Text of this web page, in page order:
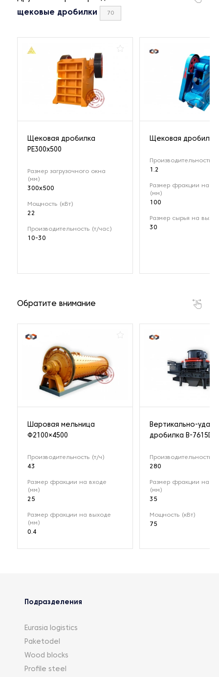
щековые дробилки 70
Щековая дробилка
РЕ300x500
Размер загрузочного окна
(мм)
300x500
Мощность (кВт)
22
Производительность (т/час)
10-30
Щековая дробилка
Производительность
1.2
Размер фракции на
(мм)
100
Размер сырья на
30
Обратите внимание
Шаровая мельница
Ф2100×4500
Производительность (т/ч)
43
Размер фракции на входе
(мм)
25
Размер фракции на выходе
(мм)
0.4
Вертикально-
дробилка B-7615DR
Производительность
280
Размер фракции на
(мм)
35
Мощность (кВт)
75
Подразделения
Eurasia logistics
Paketodel
Wood blocks
Profile steel